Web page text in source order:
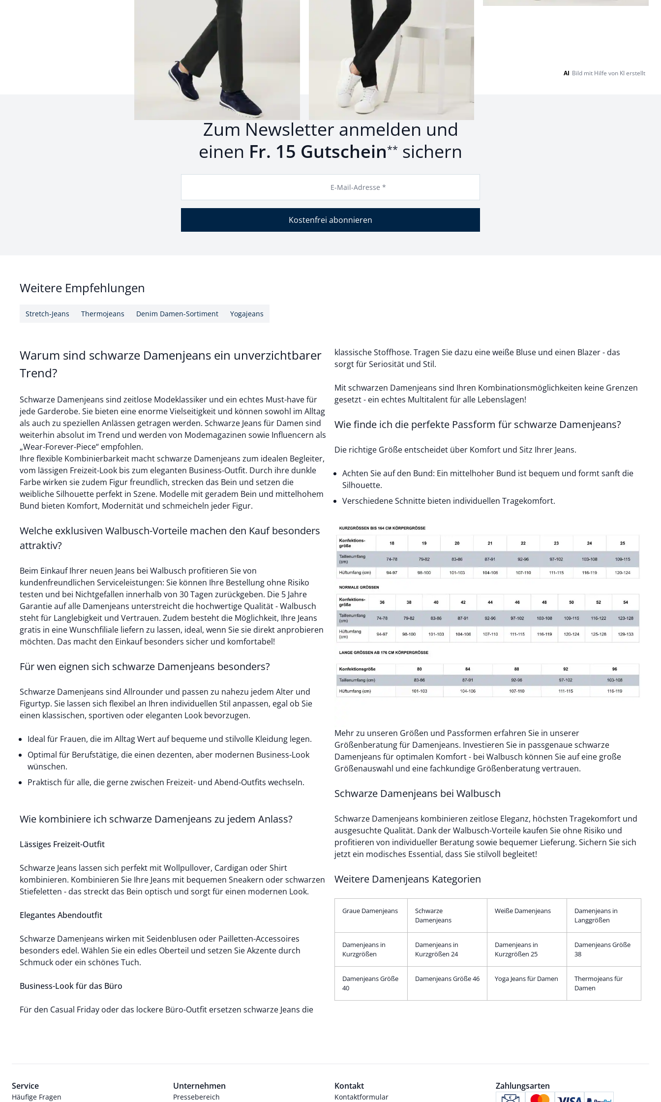
Seite 1 geladen. Zeige Produkte 1 bis 5 von 5.
AI Bild mit Hilfe von KI erstellt
Zum Newsletter anmelden und
einen Fr. 15 Gutschein** sichern
E-Mail-Adresse *
Kostenfrei abonnieren
Weitere Empfehlungen
Stretch-Jeans Thermojeans Denim Damen-Sortiment Yogajeans
Warum sind schwarze Damenjeans ein unverzichtbarer
Trend?
Schwarze Damenjeans sind zeitlose Modeklassiker und ein echtes Must-have für
jede Garderobe. Sie bieten eine enorme Vielseitigkeit und können sowohl im Alltag
als auch zu speziellen Anlässen getragen werden. Schwarze Jeans für Damen sind
weiterhin absolut im Trend und werden von Modemagazinen sowie Influencern als
„Wear-Forever-Piece“ empfohlen.
Ihre flexible Kombinierbarkeit macht schwarze Damenjeans zum idealen Begleiter,
vom lässigen Freizeit-Look bis zum eleganten Business-Outfit. Durch ihre dunkle
Farbe wirken sie zudem Figur freundlich, strecken das Bein und setzen die
weibliche Silhouette perfekt in Szene. Modelle mit geradem Bein und mittelhohem
Bund bieten Komfort, Modernität und schmeicheln jeder Figur.
Welche exklusiven Walbusch-Vorteile machen den Kauf besonders
attraktiv?
Beim Einkauf Ihrer neuen Jeans bei Walbusch profitieren Sie von
kundenfreundlichen Serviceleistungen: Sie können Ihre Bestellung ohne Risiko
testen und bei Nichtgefallen innerhalb von 30 Tagen zurückgeben. Die 5 Jahre
Garantie auf alle Damenjeans unterstreicht die hochwertige Qualität - Walbusch
steht für Langlebigkeit und Vertrauen. Zudem besteht die Möglichkeit, Ihre Jeans
gratis in eine Wunschfiliale liefern zu lassen, ideal, wenn Sie sie direkt anprobieren
möchten. Das macht den Einkauf besonders sicher und komfortabel!
Für wen eignen sich schwarze Damenjeans besonders?
Schwarze Damenjeans sind Allrounder und passen zu nahezu jedem Alter und
Figurtyp. Sie lassen sich flexibel an Ihren individuellen Stil anpassen, egal ob Sie
einen klassischen, sportiven oder eleganten Look bevorzugen.
Ideal für Frauen, die im Alltag Wert auf bequeme und stilvolle Kleidung legen.
Optimal für Berufstätige, die einen dezenten, aber modernen Business-Look
wünschen.
Praktisch für alle, die gerne zwischen Freizeit- und Abend-Outfits wechseln.
Wie kombiniere ich schwarze Damenjeans zu jedem Anlass?
Lässiges Freizeit-Outfit
Schwarze Jeans lassen sich perfekt mit Wollpullover, Cardigan oder Shirt
kombinieren. Kombinieren Sie Ihre Jeans mit bequemen Sneakern oder schwarzen
Stiefeletten - das streckt das Bein optisch und sorgt für einen modernen Look.
Elegantes Abendoutfit
Schwarze Damenjeans wirken mit Seidenblusen oder Pailletten-Accessoires
besonders edel. Wählen Sie ein edles Oberteil und setzen Sie Akzente durch
Schmuck oder ein schönes Tuch.
Business-Look für das Büro
Für den Casual Friday oder das lockere Büro-Outfit ersetzen schwarze Jeans die
klassische Stoffhose. Tragen Sie dazu eineweiße Bluse und einen Blazer - das
sorgt für Seriosität und Stil.
Mit schwarzen Damenjeans sind Ihren Kombinationsmöglichkeiten keine Grenzen
gesetzt - ein echtes Multitalent für alle Lebenslagen!
Wie finde ich die perfekte Passform für schwarze Damenjeans?
Die richtige Größe entscheidet über Komfort und Sitz Ihrer Jeans.
Achten Sie auf den Bund: Ein mittelhoher Bund ist bequem und formt sanft die
Silhouette.
Verschiedene Schnitte bieten individuellen Tragekomfort.
Mehr zu unseren Größen und Passformen erfahren Sie in unserer
Größenberatung für Damenjeans. Investieren Sie in passgenaue schwarze
Damenjeans für optimalen Komfort - bei Walbusch können Sie auf eine große
Größenauswahl und eine fachkundige Größenberatung vertrauen.
Schwarze Damenjeans bei Walbusch
Schwarze Damenjeans kombinieren zeitlose Eleganz, höchsten Tragekomfort und
ausgesuchte Qualität. Dank der Walbusch-Vorteile kaufen Sie ohne Risiko und
profitieren von individueller Beratung sowie bequemer Lieferung. Sichern Sie sich
jetzt ein modisches Essential, dass Sie stilvoll begleitet!
Weitere Damenjeans Kategorien
Graue Damenjeans
Schwarze
Damenjeans
Weiße Damenjeans
Damenjeans in
Langgrößen
Damenjeans in
Kurzgrößen
Damenjeans in
Kurzgrößen 24
Damenjeans in
Kurzgrößen 25
Damenjeans Größe
38
Damenjeans Größe
40
Damenjeans Größe 46 Yoga Jeans für Damen
Thermojeans für
Damen
Service
Häufige Fragen
Unternehmen
Pressebereich
Kontakt
Kontaktformular
Zahlungsarten